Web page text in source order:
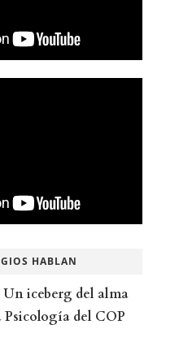
HABLAN
iceberg del alma
del COP